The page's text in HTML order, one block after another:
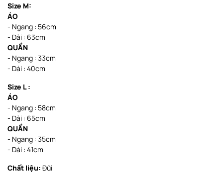
Size M:
ÁO
- Ngang : 56cm
- Dài : 63cm
QUẦN
- Ngang : 33cm
- Dài : 40cm
Size L :
ÁO
- Ngang : 58cm
- Dài : 65cm
QUẦN
- Ngang : 35cm
- Dài : 41cm
Chất liệu: Đũi